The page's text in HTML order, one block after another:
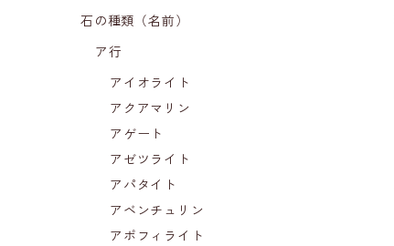
石の種類（名前）
ア行
アイオライト
アクアマリン
アゲート
アゼツライト
アパタイト
アベンチュリン
アポフィライト